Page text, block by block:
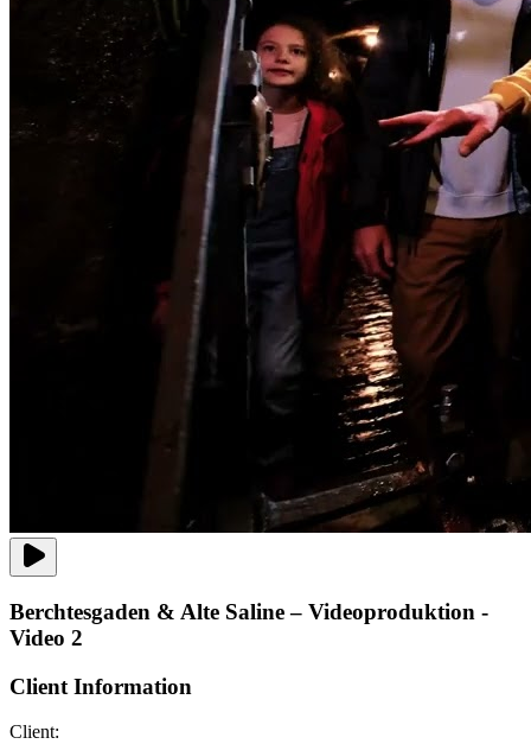
Berchtesgaden & Alte Saline – Videoproduktion -
Video 2
Client Information
Client: